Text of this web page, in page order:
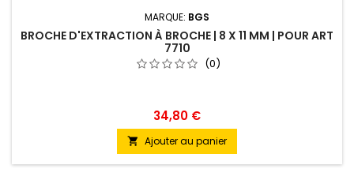
MARQUE: BGS
BROCHE D'EXTRACTION À BROCHE | 8 X 11 MM | POUR ART
7710
(0)
34,80 €
 Ajouter au panier